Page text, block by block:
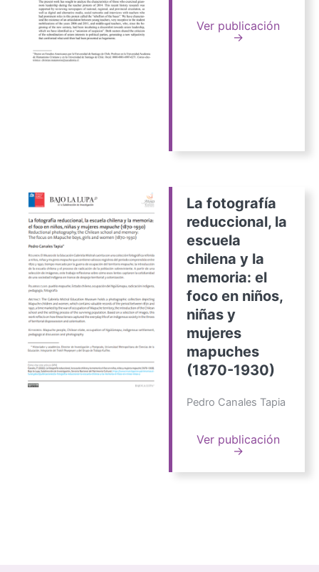
Ver publicación
→
La fotografía
reduccional, la
escuela
chilena y la
memoria: el
foco en niños,
niñas y
mujeres
mapuches
(1870-1930)
Pedro Canales Tapia
Ver publicación
→